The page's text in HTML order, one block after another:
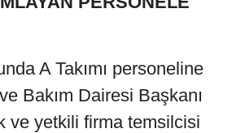
A Takımı personeline
Bakım Dairesi Başkanı
ve yetkili firma temsilcisi